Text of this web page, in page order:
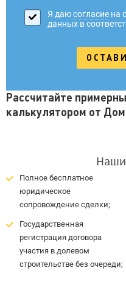
Я даюсогласие на
данных в
Рассчитайте
калькулятором от
Наши
Полное бесплатное
юридическое
сопровождение сделки;
Государственная
регистрация договора
участия в долевом
строительстве без очереди;